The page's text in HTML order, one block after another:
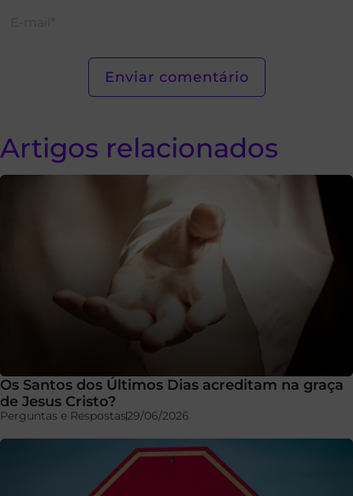
Artigos relacionados
Os Santos dos Últimos Dias acreditam na graça
de Jesus Cristo?
Perguntas e Respostas29/06/2026